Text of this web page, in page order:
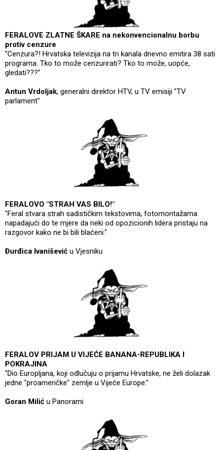
FERALOVE ZLATNE ŠKARE na nekonvencionalnu borbu
protiv cenzure
"Cenzura?! Hrvatska televizija na tri kanala dnevno emitira 38 sati
programa. Tko to može cenzurirati? Tko to može, uopće,
gledati???"
Antun Vrdoljak, generalni direktor HTV, u TV emisiji "TV
parlament"
FERALOVO "STRAH VAS BILO!"
"Feral stvara strah sadističkim tekstovima, fotomontažama
napadajući do te mjere da neki od opozicionih lidera pristaju na
razgovor kako ne bi bili blaćeni."
Đurđica Ivanišević u Vjesniku
FERALOV PRIJAM U VIJEĆE BANANA-REPUBLIKA I
POKRAJINA
"Dio Europljana, koji odlučuju o prijamu Hrvatske, ne želi dolazak
jedne "proameričke" zemlje u Vijeće Europe."
Goran Milić u Panorami